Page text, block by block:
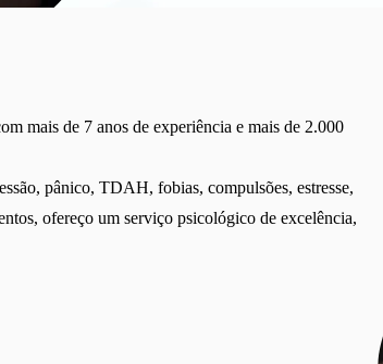
mais de 7 anos de experiência e mais de 2.000
pânico, TDAH, fobias, compulsões, estresse,
ofereço um serviço psicológico de excelência,